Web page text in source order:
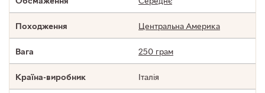
Походження Центральна Америка
Вага 250 грам
Країна-виробник Італія